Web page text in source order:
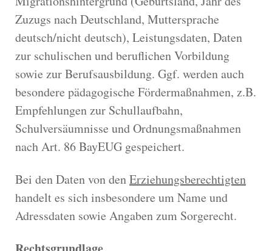
Zuzugs nach Deutschland, Muttersprache
deutsch/nicht deutsch), Leistungsdaten, Daten
zur schulischen und beruflichen Vorbildung
sowie zur Berufsausbildung. Ggf. werden auch
besondere pädagogische Fördermaßnahmen, z.B.
Empfehlungen zur Schullaufbahn,
Schulversäumnisse und Ordnungsmaßnahmen
nach Art. 86 BayEUG gespeichert.
Bei den Daten von denErziehungsberechtigten
handelt es sich insbesondere um Name und
Adressdaten sowie Angaben zum Sorgerecht.